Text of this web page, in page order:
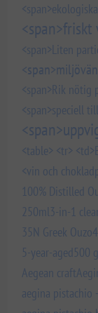
<span>friskt
<span>Liten
<span>Rik nötig
<span>speciell
<table> <tr>
<vin och
100% Distilled
250ml3-in-1
35N Greek Ouzo
5-year-aged500
Aegean craft
aegina pistachio